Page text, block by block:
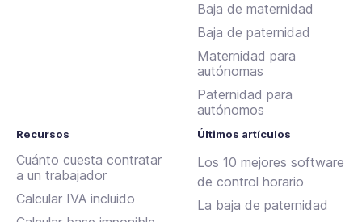
Baja de maternidad
Baja de paternidad
Maternidad para
autónomas
Paternidad para
autónomos
Recursos
Cuánto cuesta contratar
a un trabajador
Calcular IVA incluido
Últimos artículos
Los 10 mejores software
de control horario
La baja de paternidad